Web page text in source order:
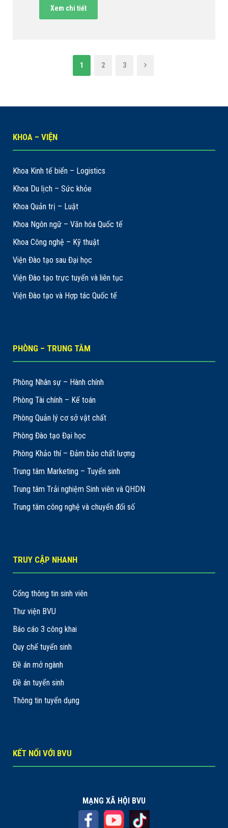
Xem chi tiết
1 2 3
KHOA – VIỆN
Khoa Kinh tế biển – Logistics
Khoa Du lịch – Sức khỏe
Khoa Quản trị – Luật
Khoa Ngôn ngữ – Văn hóa Quốc tế
Khoa Công nghệ – Kỹ thuật
Viện Đào tạo sau Đại học
Viện Đào tạo trực tuyến và liên tục
Viện Đào tạo và Hợp tác Quốc tế
PHÒNG – TRUNG TÂM
Phòng Nhân sự – Hành chính
Phòng Tài chính – Kế toán
Phòng Quản lý cơ sở vật chất
Phòng Đào tạo Đại học
Phòng Khảo thí – Đảm bảo chất lượng
Trung tâm Marketing – Tuyển sinh
Trung tâm Trải nghiệm Sinh viên và QHDN
Trung tâm công nghệ và chuyển đổi số
TRUY CẬP NHANH
Cổng thông tin sinh viên
Thư viện BVU
Báo cáo 3 công khai
Quy chế tuyển sinh
Đề án mở ngành
Đề án tuyển sinh
Thông tin tuyển dụng
KẾT NỐI VỚI BVU
MẠNG XÃ HỘI BVU